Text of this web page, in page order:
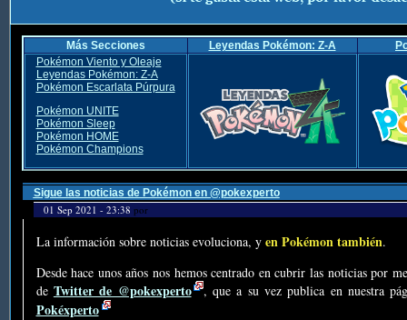
Más Secciones Leyendas Pokémon: Z-A
Pokémon Viento y Oleaje
Leyendas Pokémon: Z-A
Pokémon Escarlata Púrpura
Pokémon UNITE
Pokémon Sleep
Pokémon HOME
Pokémon Champions
Sigue las noticias de Pokémon en @pokexperto
01 Sep 2021 - 23:38 por
La información sobre noticias evoluciona, y en Pokémon también.
Desde hace unos años nos hemos centrado en cubrir las noticias por
de Twitter de @pokexperto , que a su vez publica en nuestra
Pokéxperto